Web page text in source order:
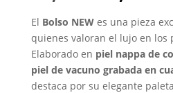
precio
original
era:
120,00€.
precio
actual
es:
50,00€.
El Bolso NEWes una pieza
quienes valoran el lujo en los
Elaborado en piel nappa de
piel de vacuno grabada en
destaca por su elegante